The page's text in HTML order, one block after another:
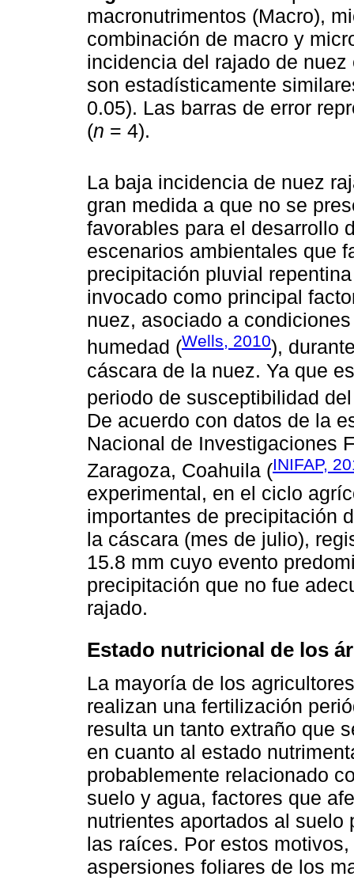
macronutrimentos (Macro),
combinación de macro y
incidencia del rajado de
son estadísticamente
0.05). Las barras de error
(n = 4).
La baja incidencia de nuez
gran medida a que no se
favorables para el desarrollo
escenarios ambientales que
precipitación pluvial
invocado como principal
nuez, asociado a
humedad (Wells, 2010),
cáscara de la nuez. Ya que
periodo de susceptibilidad
De acuerdo con datos de la
Nacional de Investigaciones
Zaragoza, Coahuila (INIFAP,
experimental, en el ciclo
importantes de precipitación
la cáscara (mes de julio),
15.8 mm cuyo evento
precipitación que no fue
rajado.
Estado nutricional de los
La mayoría de los
realizan una fertilización
resulta un tanto extraño que
en cuanto al estado
probablemente relacionado
suelo y agua, factores que
nutrientes aportados al suelo
las raíces. Por estos
aspersiones foliares de los